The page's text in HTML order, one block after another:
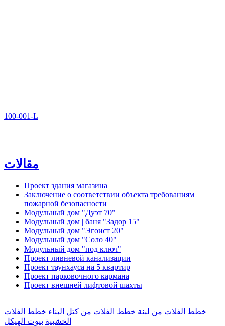
100-001-L
مقالات
Проект здания магазина
Заключение о соответствии объекта требованиям
пожарной безопасности
Модульный дом "Дуэт 70"
Модульный дом | баня "Задор 15"
Модульный дом "Эгоист 20"
Модульный дом "Соло 40"
Модульный дом "под ключ"
Проект ливневой канализации
Проект таунхауса на 5 квартир
Проект парковочного кармана
Проект внешней лифтовой шахты
خطط الفلات من لبنة خطط الفلات من كتل البناء خطط الفلات
الخشبية بيوت الهيكل